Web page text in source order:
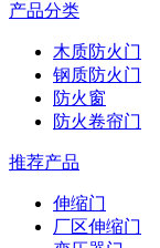
产品分类
木质防火门
钢质防火门
防火窗
防火卷帘门
推荐产品
伸缩门
厂区伸缩门